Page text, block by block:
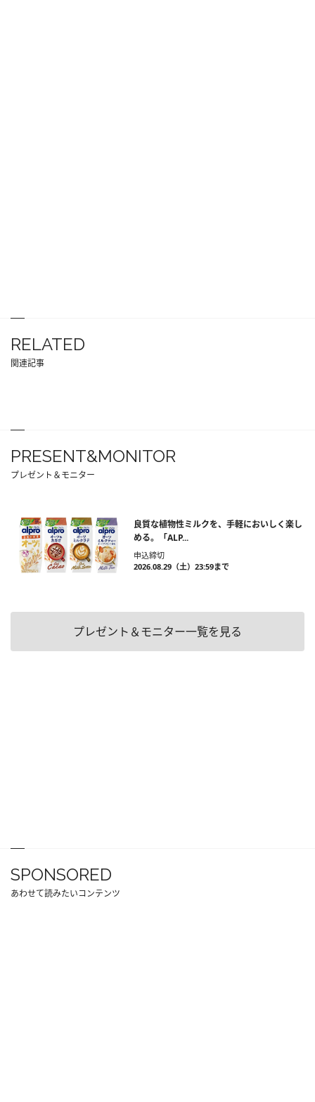
RELATED
関連記事
PRESENT&MONITOR
プレゼント＆モニター
良質な植物性ミルクを、手軽においしく楽し
める。「ALP...
申込締切
2026.08.29（土）23:59まで
プレゼント＆モニター一覧を見る
SPONSORED
あわせて読みたいコンテンツ